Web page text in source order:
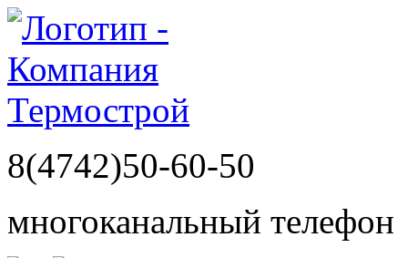
8(4742)50-60-50
многоканальный телефон